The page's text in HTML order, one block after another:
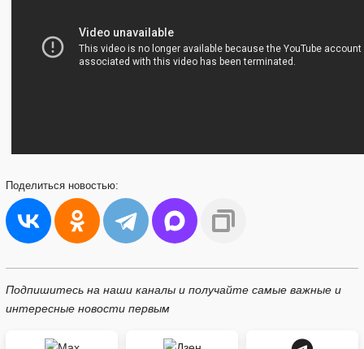
Поделиться новостью:
Подпишитесь на наши каналы и получайте самые важные и
интересные новости первым